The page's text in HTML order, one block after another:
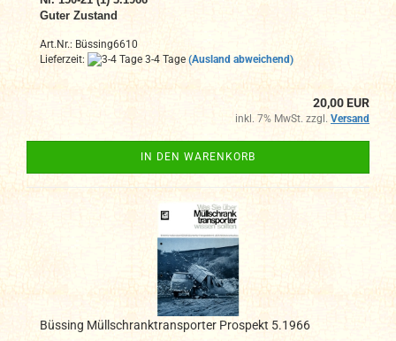
Guter Zustand
Art.Nr.: Büssing6610
Lieferzeit:
3-4 Tage (Ausland abweichend)
20,00 EUR
inkl. 7% MwSt. zzgl. Versand
IN DEN WARENKORB
Büssing Müllschranktransporter Prospekt 5.1966